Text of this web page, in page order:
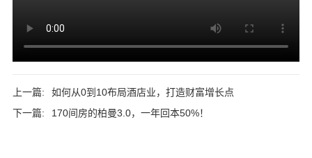
上一篇:
如何从0到10布局酒店业，打造财富增长点
下一篇:
170间房的柏曼3.0，一年回本50%！